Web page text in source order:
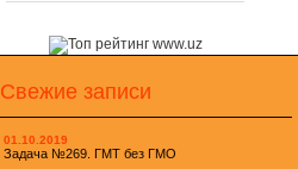
Свежие записи
01.10.2019
Задача №269. ГМТ без ГМО